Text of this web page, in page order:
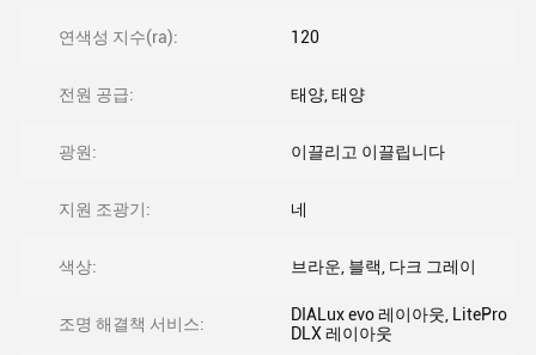
연색성 지수(ra): 120
전원 공급: 태양, 태양
광원: 이끌리고 이끌립니다
지원 조광기: 네
색상: 브라운, 블랙, 다크 그레이
조명 해결책 서비스:
DIALux evo 레이아웃, LitePro
DLX 레이아웃